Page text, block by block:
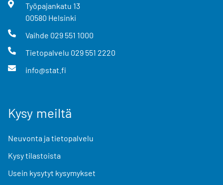
Työpajankatu 13
00580 Helsinki
Vaihde 029 551 1000
Tietopalvelu 029 551 2220
info@stat.fi
Kysy meiltä
Neuvonta ja tietopalvelu
Kysy tilastoista
Usein kysytyt kysymykset